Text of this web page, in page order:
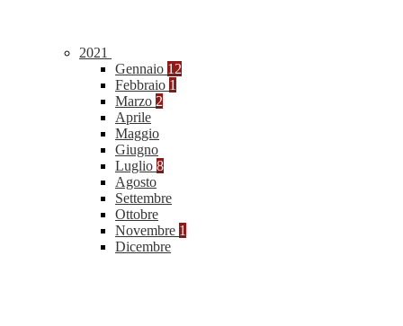
2021
Gennaio 12
Febbraio 1
Marzo 2
Aprile
Maggio
Giugno
Luglio 8
Agosto
Settembre
Ottobre
Novembre 1
Dicembre